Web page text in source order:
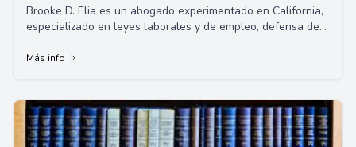
Brooke D. Elia es un abogado experimentado en California,
especializado en leyes laborales y de empleo, defensa de
Más info